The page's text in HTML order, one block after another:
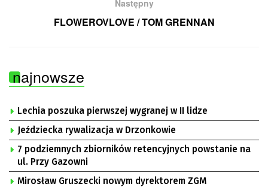
Następny
FLOWEROVLOVE / TOM GRENNAN
najnowsze
Lechia poszuka pierwszej wygranej w II lidze
Jeździecka rywalizacja w Drzonkowie
7 podziemnych zbiorników retencyjnych powstanie na
ul. Przy Gazowni
Mirosław Gruszecki nowym dyrektorem ZGM